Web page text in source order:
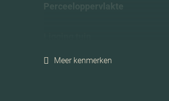
Perceeloppervlakte
Energielabel
Meer kenmerken